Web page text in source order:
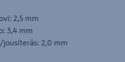
2,5 mm
3,4 mm
jousiteräs: 2,0 mm